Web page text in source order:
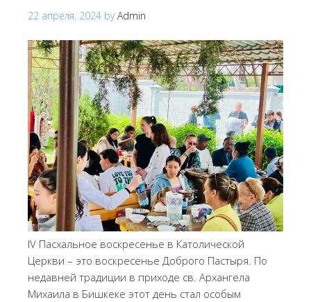
22 апреля, 2024 byAdmin
IV Пасхальное воскресенье в Католической
Церкви – это воскресенье Доброго Пастыря. По
недавней традиции в приходе св. Архангела
Михаила в Бишкеке этот день стал особым